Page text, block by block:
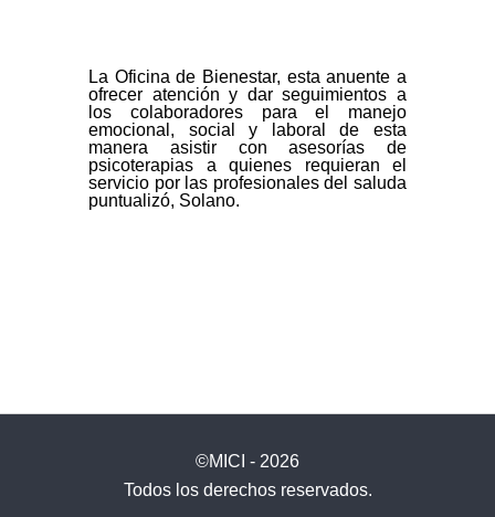
La Oficina de Bienestar, esta anuente a
ofrecer atención y dar seguimientos a
los colaboradores para el manejo
emocional, social y laboral de esta
manera asistir con asesorías de
psicoterapias a quienes requieran el
servicio por las profesionales del saluda
puntualizó, Solano.
©MICI - 2026
Todos los derechos reservados.